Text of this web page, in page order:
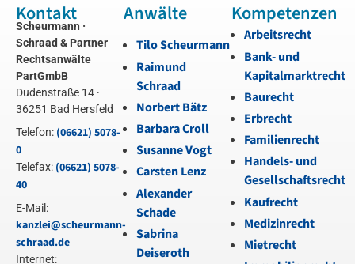
Kontakt
Scheurmann ·
Schraad & Partner
Rechtsanwälte
PartGmbB
Dudenstraße 14 ·
36251 Bad Hersfeld
Telefon: (06621) 5078-
0
Telefax: (06621) 5078-
40
E-Mail:
kanzlei@scheurmann-
schraad.de
Internet:
Anwälte
Tilo Scheurmann
Raimund
Schraad
Norbert Bätz
Barbara Croll
Susanne Vogt
Carsten Lenz
Alexander
Schade
Sabrina
Deiseroth
Kompetenzen
Arbeitsrecht
Bank- und
Kapitalmarktrecht
Baurecht
Erbrecht
Familienrecht
Handels- und
Gesellschaftsrecht
Kaufrecht
Medizinrecht
Mietrecht